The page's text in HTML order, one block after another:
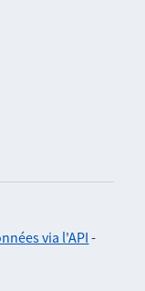
via l'API -